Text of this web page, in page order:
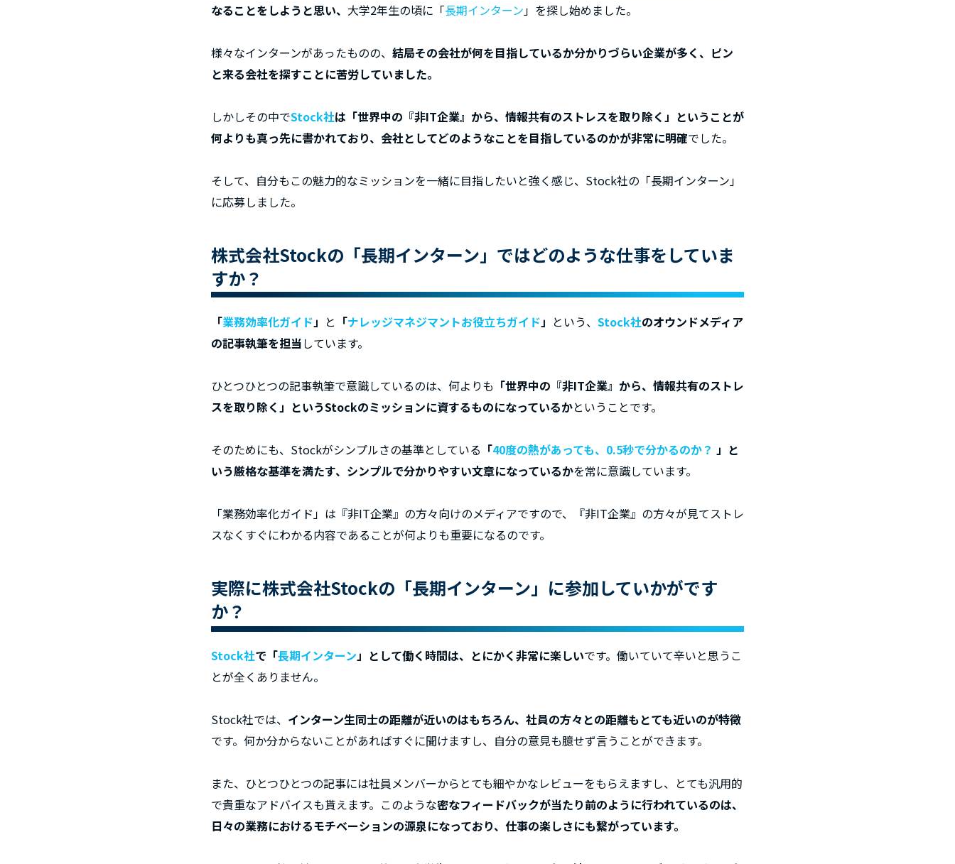
なることをしようと思い、 大学2年生の頃に「長期インターン 」を探し始めました。
様々なインターンがあったものの、 結局その会社が何を目指しているか分かりづらい企業が多く、ピン
と来る会社を探すことに苦労していました。
しかしその中でStock社は「世界中の『非IT企業』から、情報共有のストレスを取り除く」ということが
何よりも真っ先に書かれており、会社としてどのようなことを目指しているのかが非常に明確でした。
そして、自分もこの魅力的なミッションを一緒に目指したいと強く感じ、Stock社の「長期インターン」
に応募しました。
株式会社Stockの「長期インターン」ではどのような仕事をしていま
すか？
「業務効率化ガイド」 と 「ナレッジマネジマントお役立ちガイド」 という、 Stock社のオウンドメディア
の記事執筆を担当しています。
ひとつひとつの記事執筆で意識しているのは、何よりも 「世界中の『非IT企業』から、情報共有のストレ
スを取り除く」というStockのミッションに資するものになっているかということです。
そのためにも、Stockがシンプルさの基準としている 「40度の熱があっても、0.5秒で分かるのか？ 」と
いう厳格な基準を満たす、シンプルで分かりやすい文章になっているかを常に意識しています。
「業務効率化ガイド」は『非IT企業』の方々向けのメディアですので、『非IT企業』の方々が見てストレ
スなくすぐにわかる内容であることが何よりも重要になるのです。
実際に株式会社Stockの「長期インターン」に参加していかがです
か？
Stock社で「長期インターン」として働く時間は、とにかく非常に楽しいです。働いていて辛いと思うこ
とが全くありません。
Stock社では、 インターン生同士の距離が近いのはもちろん、社員の方々との距離もとても近いのが特徴
です。何か分からないことがあればすぐに聞けますし、自分の意見も臆せず言うことができます。
また、ひとつひとつの記事には社員メンバーからとても細やかなレビューをもらえますし、とても汎用的
で貴重なアドバイスも貰えます。このような密なフィードバックが当たり前のように行われているのは、
日々の業務におけるモチベーションの源泉になっており、仕事の楽しさにも繋がっています。